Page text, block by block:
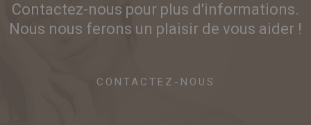
Contactez-nous pour plus d'informations.
Nous nous ferons un plaisir de vous aider !
CONTACTEZ-NOUS